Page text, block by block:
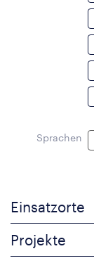
Sprachen
Einsatzorte
Projekte